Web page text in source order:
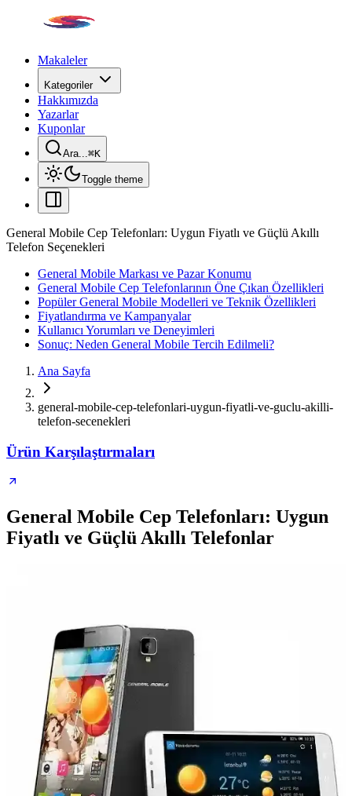
Makaleler
Kategoriler
Hakkımızda
Yazarlar
Kuponlar
Ara...⌘K
Toggle theme
General Mobile Cep Telefonları: Uygun Fiyatlı ve Güçlü Akıllı
Telefon Seçenekleri
General Mobile Markası ve Pazar Konumu
General Mobile Cep Telefonlarının Öne Çıkan Özellikleri
Popüler General Mobile Modelleri ve Teknik Özellikleri
Fiyatlandırma ve Kampanyalar
Kullanıcı Yorumları ve Deneyimleri
Sonuç: Neden General Mobile Tercih Edilmeli?
Ana Sayfa
general-mobile-cep-telefonlari-uygun-fiyatli-ve-guclu-akilli-
telefon-secenekleri
Ürün Karşılaştırmaları
General Mobile Cep Telefonları: Uygun
Fiyatlı ve Güçlü Akıllı Telefonlar